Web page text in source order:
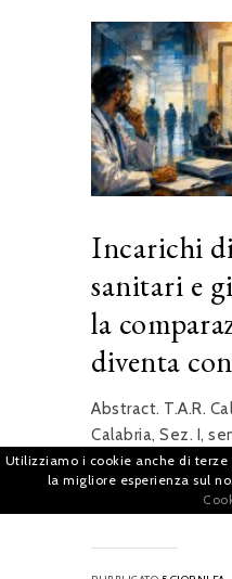
Incarichi
sanitari e
la
diventa
Abstract. T.A.R.
Calabria, Sez. I,
84 affronta il
relativo a una
Utilizziamo i cookie anche di terze
la migliore esperienza sul